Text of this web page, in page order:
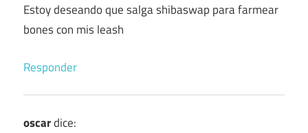
Estoy deseando que salga shibaswap para farmear
bones con mis leash
Responder
oscardice: